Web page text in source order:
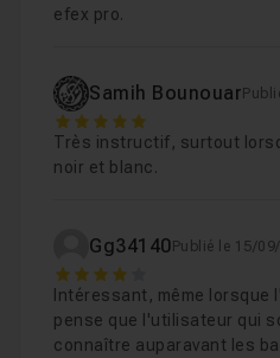
efex pro.
Samih Bounouar
5
Très instructif, surtout
noir et blanc.
Gg34140 Publié le 15/
4
Intéressant, même lorsque
pense que l'utilisateur qui
connaître auparavant les